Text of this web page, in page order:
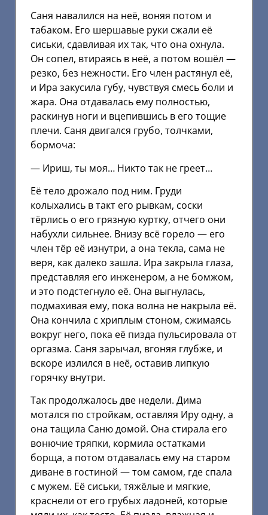
Саня навалился на неё, воняя потом и
табаком. Его шершавые руки сжали её
сиськи, сдавливая их так, что она охнула.
Он сопел, втираясь в неё, а потом вошёл —
резко, без нежности. Его член растянул её,
и Ира закусила губу, чувствуя смесь боли и
жара. Она отдавалась ему полностью,
раскинув ноги и вцепившись в его тощие
плечи. Саня двигался грубо, толчками,
бормоча:
— Ириш, ты моя… Никто так не греет…
Её тело дрожало под ним. Груди
колыхались в такт его рывкам, соски
тёрлись о его грязную куртку, отчего они
набухли сильнее. Внизу всё горело — его
член тёр её изнутри, а она текла, сама не
веря, как далеко зашла. Ира закрыла глаза,
представляя его инженером, а не бомжом,
и это подстегнуло её. Она выгнулась,
подмахивая ему, пока волна не накрыла её.
Она кончила с хриплым стоном, сжимаясь
вокруг него, пока её пизда пульсировала от
оргазма. Саня зарычал, вгоняя глубже, и
вскоре излился в неё, оставив липкую
горячку внутри.
Так продолжалось две недели. Дима
мотался по стройкам, оставляя Иру одну, а
она тащила Саню домой. Она стирала его
вонючие тряпки, кормила остатками
борща, а потом отдавалась ему на старом
диване в гостиной — том самом, где спала
с мужем. Её сиськи, тяжёлые и мягкие,
краснели от его грубых ладоней, которые